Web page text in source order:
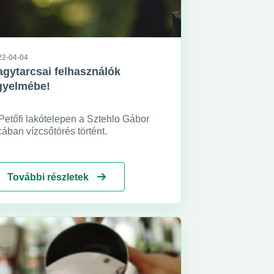
04-04
felhasználók
lakótelepen a Sztehlo Gábor
vízcsőtörés történt.
További részletek